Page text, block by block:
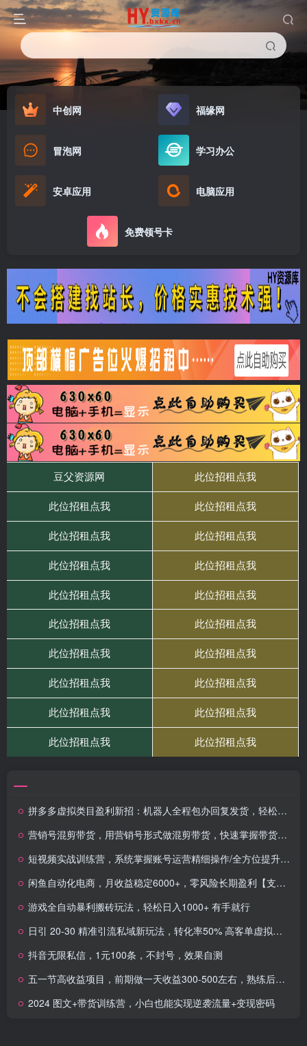
中创网 福缘网
冒泡网 学习办公
安卓应用 电脑应用
免费领号卡
拼多多虚拟类目盈利新招：机器人全程包办回复发货，轻松月入 1-5W
营销号混剪带货，用营销号形式做混剪带货，快速掌握带货技巧，实现流量与销量双增长
短视频实战训练营，系统掌握账号运营精细操作/全方位提升创作者个人能力
闲鱼自动化电商，月收益稳定6000+，零风险长期盈利【支持多账号矩阵布局】
游戏全自动暴利搬砖玩法，轻松日入1000+ 有手就行
日引 20-30 精准引流私域新玩法，转化率50% 高客单虚拟资料，小白一台手机就能做
抖音无限私信，1元100条，不封号，效果自测
五一节高收益项目，前期做一天收益300-500左右，熟练后日入收益1.5k
2024 图文+带货训练营，小白也能实现逆袭流量+变现密码